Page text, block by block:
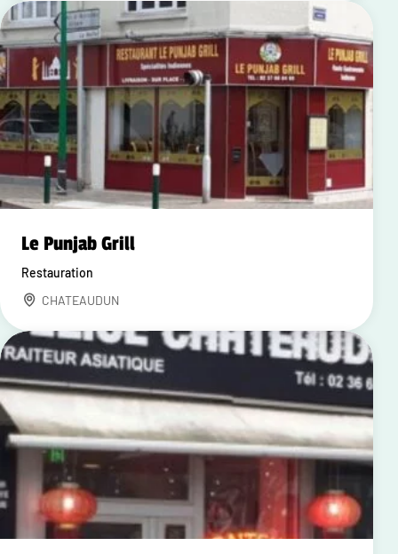
Le Punjab Grill
Restauration
CHATEAUDUN